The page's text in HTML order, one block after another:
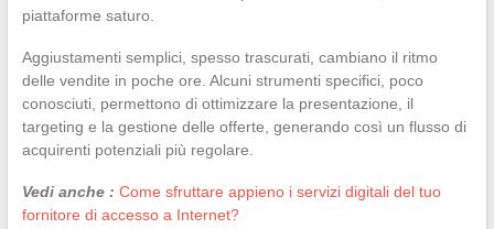
piattaforme saturo.
Aggiustamenti semplici, spesso trascurati, cambiano il ritmo
delle vendite in poche ore. Alcuni strumenti specifici, poco
conosciuti, permettono di ottimizzare la presentazione, il
targeting e la gestione delle offerte, generando così un flusso di
acquirenti potenziali più regolare.
Vedi anche : Come sfruttare appieno i servizi digitali del tuo
fornitore di accesso a Internet?